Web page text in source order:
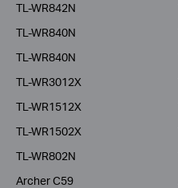
TL-WR842N
TL-WR840N
TL-WR840N
TL-WR3012X
TL-WR1512X
TL-WR1502X
TL-WR802N
Archer C59